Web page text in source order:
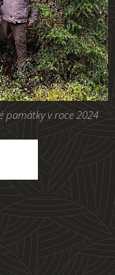
památky v roce 2024